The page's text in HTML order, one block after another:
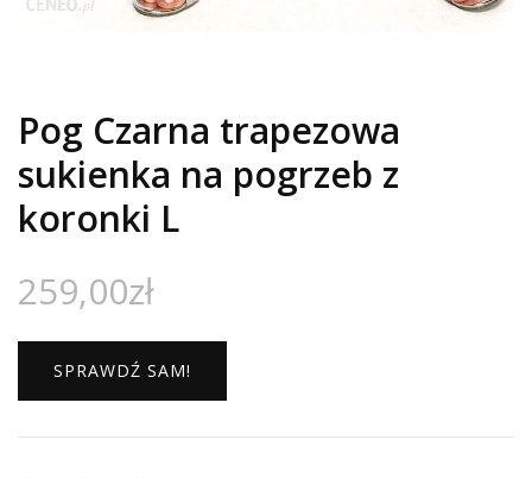
Pog Czarna trapezowa
sukienka na pogrzeb z
koronki L
259,00zł
SPRAWDŹ SAM!